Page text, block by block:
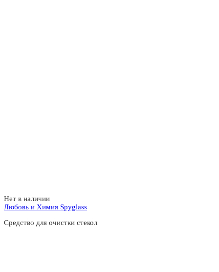
Нет в наличии
Любовь и Химия Spyglass
Средство для очистки стекол